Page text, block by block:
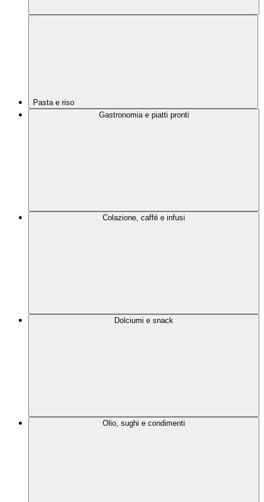
Pasta e riso
Gastronomia e piatti pronti
Colazione, caffè e infusi
Dolciumi e snack
Olio, sughi e condimenti